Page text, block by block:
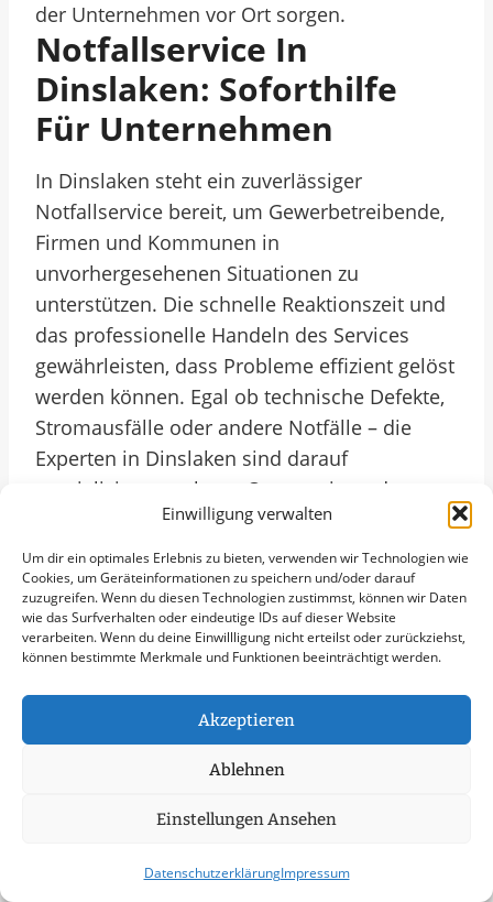
Einwilligung verwalten
Um dir ein optimales Erlebnis zu bieten, verwenden wir Technologien wie
Cookies, um Geräteinformationen zu speichern und/oder darauf
zuzugreifen. Wenn du diesen Technologien zustimmst, können wir Daten
wie das Surfverhalten oder eindeutige IDs auf dieser Website
verarbeiten. Wenn du deine Einwillligung nicht erteilst oder zurückziehst,
können bestimmte Merkmale und Funktionen beeinträchtigt werden.
Akzeptieren
Ablehnen
Einstellungen Ansehen
DatenschutzerklärungImpressum
der Unternehmen vor Ort sorgen.
Notfallservice In
Dinslaken: Soforthilfe
Für Unternehmen
In Dinslaken steht ein zuverlässiger
Notfallservice bereit, um Gewerbetreibende,
Firmen und Kommunen in
unvorhergesehenen Situationen zu
unterstützen. Die schnelle Reaktionszeit und
das professionelle Handeln des Services
gewährleisten, dass Probleme effizient gelöst
werden können. Egal ob technische Defekte,
Stromausfälle oder andere Notfälle – die
Experten in Dinslaken sind darauf
spezialisiert, rasch vor Ort zu sein und
adäquate Lösungen anzubieten.
Mit dem Notfallservice in Dinslaken können
Unternehmen beruhigt in die Zukunft blicken,
denn sie wissen, dass im Fall der Fälle
Die enge Zusammenarbeit mit lokalen
Betrieben und Dienstleistern sorgt dafür,
dass die Probleme schnell und effektiv
Verankerung garantiert nicht nur eine
schnelle Reaktionszeit, sondern auch ein